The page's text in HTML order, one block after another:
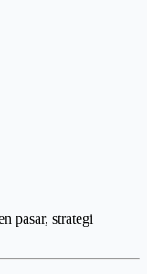
pasar, strategi